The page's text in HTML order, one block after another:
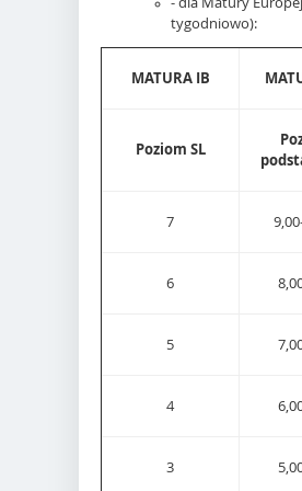
tygodniowo):
MATURA IB
Poziom SL
7
6
5
4
3